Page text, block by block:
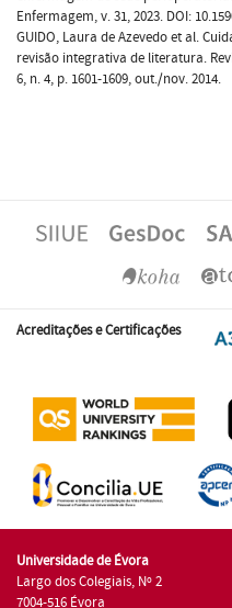
Enfermagem, v. 31, 2023. DOI:
GUIDO, Laura de Azevedo et al.
revisão integrativa de literatura.
6, n. 4, p. 1601-1609, out./nov. 2014.
Acreditações e Certificações
Universidade de Évora
Largo dos Colegiais, Nº 2
7004-516 Évora